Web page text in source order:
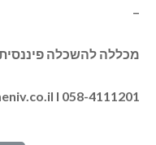
–
מכללה להשכלה פיננסית
I 058-4111201